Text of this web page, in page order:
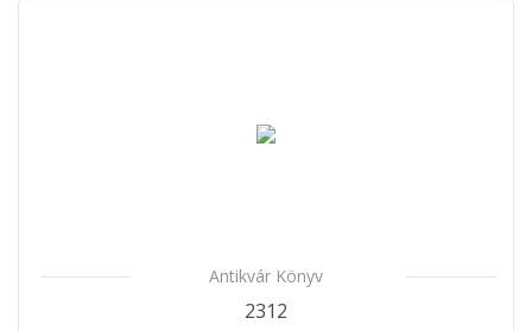
Antikvár Könyv
2312